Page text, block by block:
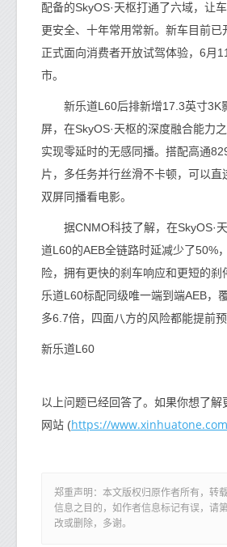
配备的SkyOS·天枢打通了六域，让
更安全、十年常用常新。新车目前已
正式面向消费者开放试驾体验，6月
市。
新乐道L60后排新增17.3英寸3K
屏，在SkyOS·天枢的深度融合能力
实现零延时的无感同播。搭配高通
片，多任务并行丝滑不卡顿，可以直
双屏同播看电影。
据CNMO科技了解，在SkyOS·天
道L60的AEB全链路时延减少了50%
险，拥有更快的刹车响应和更短的刹
乐道L60标配同级唯一端到端AEB，
多6.7倍，四面八方的风险都能提前预
新乐道L60
以上问题已经回答了。如果你想了解
网站 (https://
郑重声明：本文版权归原作者所有，转
信息之目的，如作者信息标记有误，请
改或删除，多谢。